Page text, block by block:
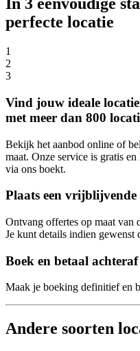
In 3 eenvoudige
perfecte locatie
1
2
3
Vind jouw ideale
met meer dan 800
Bekijk het aanbod online of
maat. Onze service is gratis
via ons boekt.
Plaats een
Ontvang offertes op maat van
Je kunt details indien gewenst
Boek en betaal achteraf
Maak je boeking definitief en
Andere soorten